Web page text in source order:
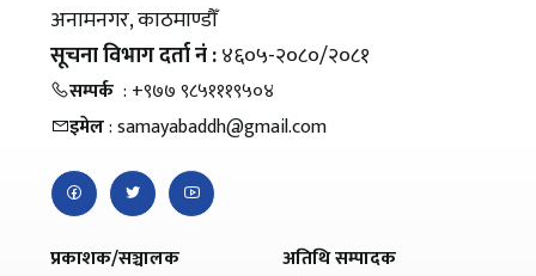
अनामनगर, काठमाण्डौँ
सूचना विभाग दर्ता नं :४६०५-२०८०/२०८१
सम्पर्क : +९७७ ९८५१११९५०४
इमेल: samayabaddh@gmail.com
प्रकाशक/सञ्चालक
अतिथि सम्पादक